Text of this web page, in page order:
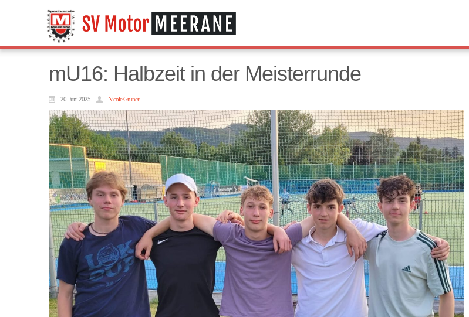
mU16: Halbzeit in der Meisterrunde
20. Juni 2025 Nicole Gruner